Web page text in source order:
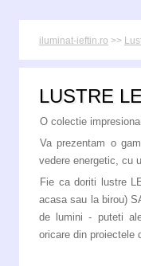
iluminat-ieftin.ro >>
LUSTRE
O colectie
Va prezentam o
vedere energetic, cu
Fie ca doriti lustre
acasa sau la birou)
de lumini - puteti
oricare din proiectele